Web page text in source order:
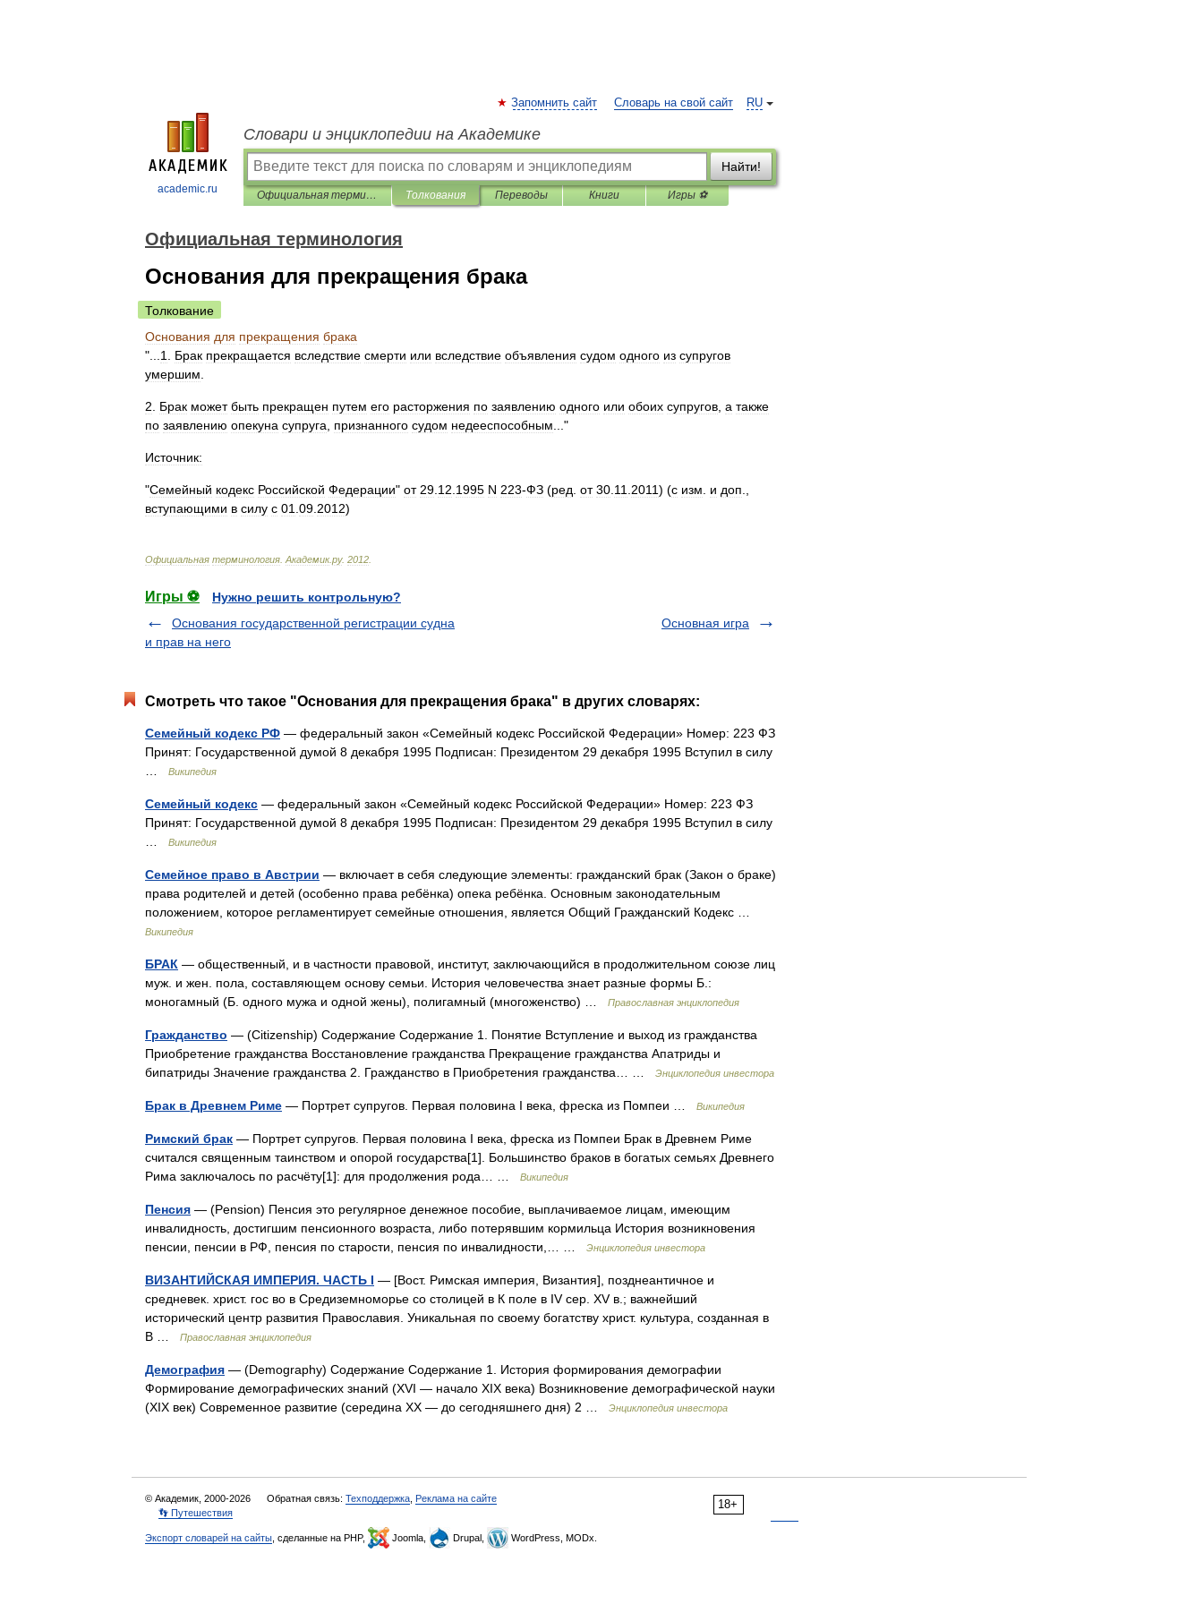
academic.ru
RU
Запомнить сайт Словарь на свой сайт
Словари и энциклопедии на Академике
Найти!
Официальная терминология Толкования Переводы Книги Игры ⚽
Официальная терминология
Основания для прекращения брака
Толкование
Основания для прекращения брака
"... 1 Брак прекращается вследствие смерти или вследствие объявления судом одного из супругов
умершим
2 Брак может быть прекращен путем его расторжения по заявлению одного или обоих супругов а также
по заявлению опекуна супруга признанного судом недееспособным ..."
Источник:
"Семейный кодекс Российской Федерации" от 29 12 1995 N 223-ФЗ (ред от 30 11 2011) (с изм и доп
вступающими в силу с 01 09 2012)
Официальная терминология Академик.ру. 2012
Игры ⚽
Нужно решить контрольную?
Основания государственной регистрации судна
и прав на него
Основная игра
Смотреть что такое "Основания для прекращения брака" в других словарях:
Семейный кодекс РФ — федеральный закон «Семейный кодекс Российской Федерации» Номер: 223 ФЗ
Принят: Государственной думой 8 декабря 1995 Подписан: Президентом 29 декабря 1995 Вступил в силу
Википедия
Семейный кодекс — федеральный закон «Семейный кодекс Российской Федерации» Номер: 223 ФЗ
Принят: Государственной думой 8 декабря 1995 Подписан: Президентом 29 декабря 1995 Вступил в силу
Википедия
Семейное право в Австрии — включает в себя следующие элементы: гражданский брак (Закон о браке)
права родителей и детей (особенно права ребёнка) опека ребёнка. Основным законодательным
положением, которое регламентирует семейные отношения, является Общий Гражданский Кодекс …
Википедия
БРАК — общественный, и в частности правовой, институт, заключающийся в продолжительном союзе лиц
муж. и жен. пола, составляющем основу семьи. История человечества знает разные формы Б.:
моногамный (Б. одного мужа и одной жены), полигамный (многоженство) …
Православная энциклопедия
Гражданство — (Citizenship) Содержание Содержание 1. Понятие Вступление и выход из гражданства
Приобретение гражданства Восстановление гражданства Прекращение гражданства Апатриды и
бипатриды Значение гражданства 2. Гражданство в Приобретения гражданства… …
Энциклопедия инвестора
Брак в Древнем Риме — Портрет супругов. Первая половина I века, фреска из Помпеи … Википедия
Римский брак — Портрет супругов. Первая половина I века, фреска из Помпеи Брак в Древнем Риме
считался священным таинством и опорой государства[1]. Большинство браков в богатых семьях Древнего
Рима заключалось по расчёту[1]: для продолжения рода… …
Википедия
Пенсия — (Pension) Пенсия это регулярное денежное пособие, выплачиваемое лицам, имеющим
инвалидность, достигшим пенсионного возраста, либо потерявшим кормильца История возникновения
пенсии, пенсии в РФ, пенсия по старости, пенсия по инвалидности,… …
Энциклопедия инвестора
ВИЗАНТИЙСКАЯ ИМПЕРИЯ. ЧАСТЬ I — [Вост. Римская империя, Византия], позднеантичное и
средневек. христ. гос во в Средиземноморье со столицей в К поле в IV сер. XV в.; важнейший
исторический центр развития Православия. Уникальная по своему богатству христ. культура, созданная в
В …
Православная энциклопедия
Демография — (Demography) Содержание Содержание 1. История формирования демографии
Формирование демографических знаний (XVI — начало XIX века) Возникновение демографической науки
(XIX век) Современное развитие (середина XX — до сегодняшнего дня) 2 …
Энциклопедия инвестора
18+
© Академик, 2000-2026 Обратная связь: Техподдержка Реклама на сайте
👣 Путешествия
Экспорт словарей на сайты , сделанные на PHP, Joomla, Drupal, WordPress, MODx.